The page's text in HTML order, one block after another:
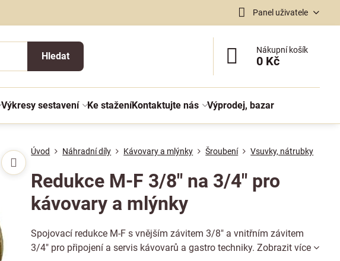
Panel uživatele
Hledat
Nákupní košík
0 Kč
Výkresy sestavení Ke staženíKontaktujte nás Výprodej, bazar
Úvod Náhradní díly Kávovary a mlýnky Šroubení Vsuvky, nátrubky
Redukce M-F 3/8" na 3/4" pro
kávovary a mlýnky
Spojovací redukce M-F s vnějším závitem 3/8" a vnitřním závitem
3/4" pro připojení a servis kávovarů a gastro techniky.Zobrazit více